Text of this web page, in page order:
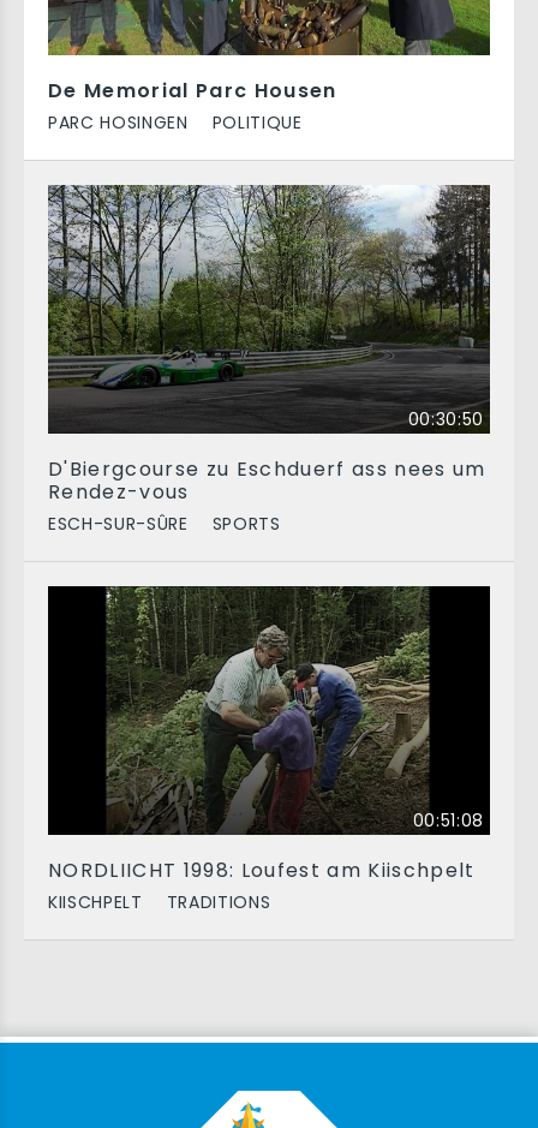
De Memorial Parc Housen
PARC HOSINGEN POLITIQUE
00:30:50
D'Biergcourse zu Eschduerf ass nees um
Rendez-vous
ESCH-SUR-SÛRE SPORTS
00:51:08
NORDLIICHT 1998: Loufest am Kiischpelt
KIISCHPELT TRADITIONS